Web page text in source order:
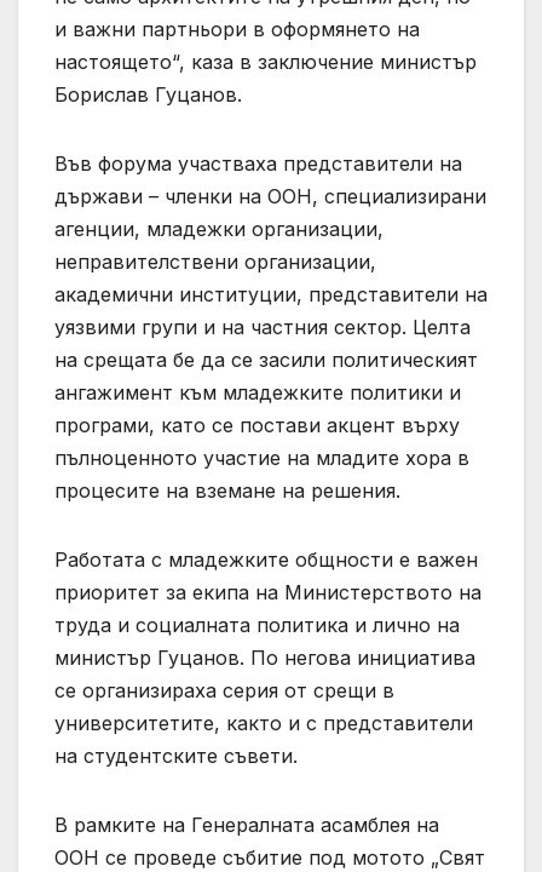
и важни партньори в оформянето на
настоящето“, каза в заключение министър
Борислав Гуцанов.
Във форума участваха представители на
държави – членки на ООН, специализирани
агенции, младежки организации,
неправителствени организации,
академични институции, представители на
уязвими групи и на частния сектор. Целта
на срещата бе да се засили политическият
ангажимент към младежките политики и
програми, като се постави акцент върху
пълноценното участие на младите хора в
процесите на вземане на решения.
Работата с младежките общности е важен
приоритет за екипа на Министерството на
труда и социалната политика и лично на
министър Гуцанов. По негова инициатива
се организираха серия от срещи в
университетите, както и с представители
на студентските съвети.
В рамките на Генералната асамблея на
ООН се проведе събитие под мотото „Свят